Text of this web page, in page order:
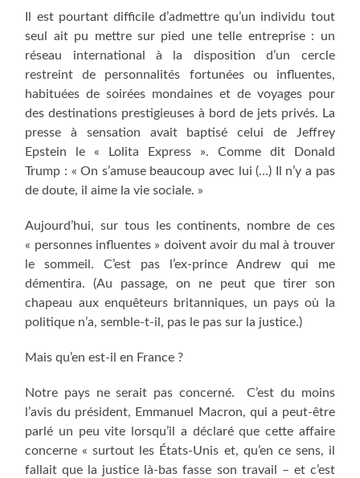
Il est pourtant difficile d’admettre qu’un individu tout
seul ait pu mettre sur pied une telle entreprise : un
réseau international à la disposition d’un cercle
restreint de personnalités fortunées ou influentes,
habituées de soirées mondaines et de voyages pour
des destinations prestigieuses à bord de jets privés. La
presse à sensation avait baptisé celui de Jeffrey
Epstein le « Lolita Express ». Comme dit Donald
Trump : « On s’amuse beaucoup avec lui (…) Il n’y a pas
de doute, il aime la vie sociale. »
Aujourd’hui, sur tous les continents, nombre de ces
« personnes influentes » doivent avoir du mal à trouver
le sommeil. C’est pas l’ex-prince Andrew qui me
démentira. (Au passage, on ne peut que tirer son
chapeau aux enquêteurs britanniques, un pays où la
politique n’a, semble-t-il, pas le pas sur la justice.)
Mais qu’en est-il en France ?
Notre pays ne serait pas concerné. C’est du moins
l’avis du président, Emmanuel Macron, qui a peut-être
parlé un peu vite lorsqu’il a déclaré que cette affaire
concerne « surtout les États-Unis et, qu’en ce sens, il
fallait que la justice là-bas fasse son travail – et c’est